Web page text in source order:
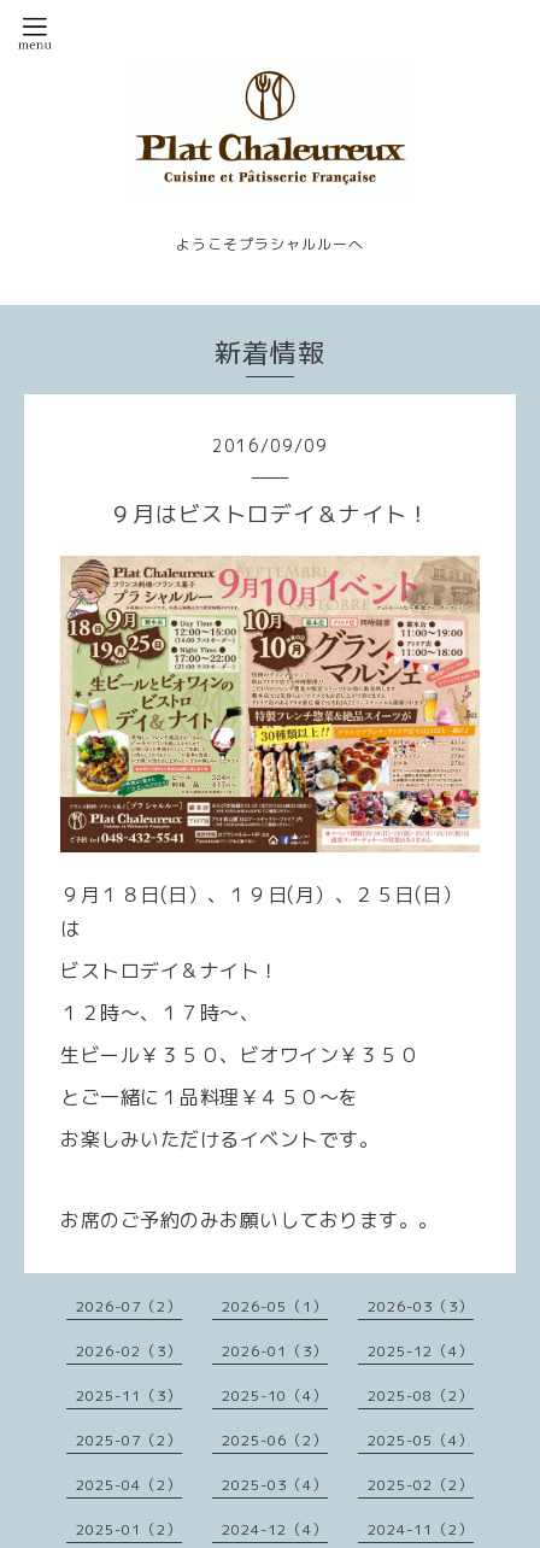
ようこそプラシャルルーへ
新着情報
2016/09/09
９月はビストロデイ＆ナイト！
９月１８日(日）、１９日(月）、２５日(日）
は
ビストロデイ＆ナイト！
１２時～、１７時～、
生ビール￥３５０、ビオワイン￥３５０
とご一緒に１品料理￥４５０～を
お楽しみいただけるイベントです。
お席のご予約のみお願いしております。。
2026-07（2） 2026-05（1） 2026-03（3）
2026-02（3） 2026-01（3） 2025-12（4）
2025-11（3） 2025-10（4） 2025-08（2）
2025-07（2） 2025-06（2） 2025-05（4）
2025-04（2） 2025-03（4） 2025-02（2）
2025-01（2） 2024-12（4） 2024-11（2）